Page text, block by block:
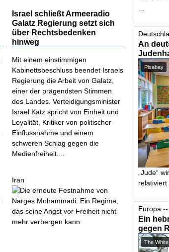
Israel schließt Armeeradio
Galatz Regierung setzt sich
über Rechtsbedenken
hinweg
Mit einem einstimmigen
Kabinettsbeschluss beendet Israels
Regierung die Arbeit von Galatz,
einer der prägendsten Stimmen
des Landes. Verteidigungsminister
Israel Katz spricht von Einheit und
Loyalität, Kritiker von politischer
Einflussnahme und einem
schweren Schlag gegen die
Medienfreiheit....
Iran
An
Pixabay
„Jude“
relativiert
Europa
Ein
gegen
The